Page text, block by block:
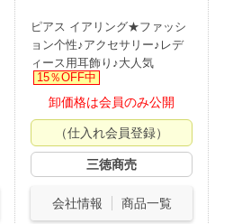
ピアス イアリング★ファッシ
ョン个性♪アクセサリー♪レデ
ィース用耳飾り♪大人気
15％OFF中
卸価格は会員のみ公開
（仕入れ会員登録）
三徳商売
会社情報 商品一覧